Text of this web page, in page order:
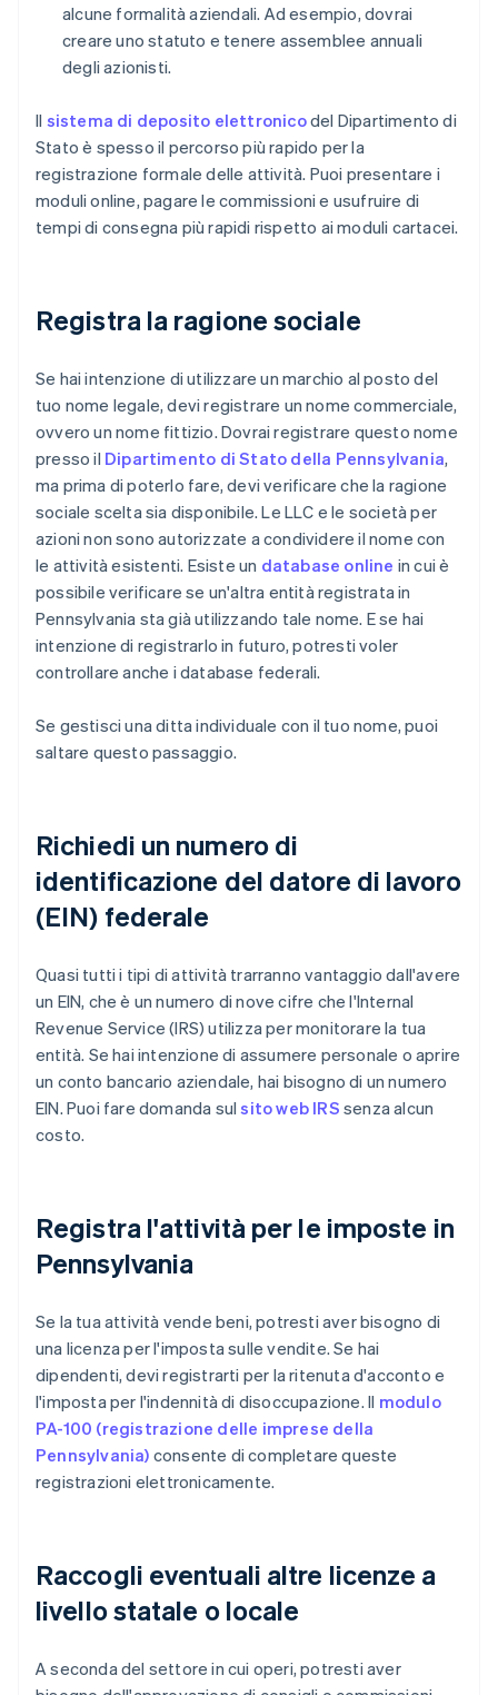
alcune formalità aziendali. Ad esempio, dovrai
creare uno statuto e tenere assemblee annuali
degli azionisti.
Il sistema di deposito elettronicodel Dipartimento di
Stato è spesso il percorso più rapido per la
registrazione formale delle attività. Puoi presentare i
moduli online, pagare le commissioni e usufruire di
tempi di consegna più rapidi rispetto ai moduli cartacei.
Registra la ragione sociale
Se hai intenzione di utilizzare un marchio al posto del
tuo nome legale, devi registrare un nome commerciale,
ovvero un nome fittizio. Dovrai registrare questo nome
presso il Dipartimento di Stato della Pennsylvania,
ma prima di poterlo fare, devi verificare che la ragione
sociale scelta sia disponibile. Le LLC e le società per
azioni non sono autorizzate a condividere il nome con
le attività esistenti. Esiste un database online in cui è
possibile verificare se un'altra entità registrata in
Pennsylvania sta già utilizzando tale nome. E se hai
intenzione di registrarlo in futuro, potresti voler
controllare anche i database federali.
Se gestisci una ditta individuale con il tuo nome, puoi
saltare questo passaggio.
Richiedi un numero di
identificazione del datore di lavoro
(EIN) federale
Quasi tutti i tipi di attività trarranno vantaggio dall'avere
un EIN, che è un numero di nove cifre che l'Internal
Revenue Service (IRS) utilizza per monitorare la tua
entità. Se hai intenzione di assumere personale o aprire
un conto bancario aziendale, hai bisogno di un numero
EIN. Puoi fare domanda sulsito web IRS senza alcun
costo.
Registra l'attività per le imposte in
Pennsylvania
Se la tua attività vende beni, potresti aver bisogno di
una licenza per l'imposta sulle vendite. Se hai
dipendenti, devi registrarti per la ritenuta d'acconto e
l'imposta per l'indennità di disoccupazione. Il modulo
PA-100 (registrazione delle imprese della
Pennsylvania) consente di completare queste
registrazioni elettronicamente.
Raccogli eventuali altre licenze a
livello statale o locale
A seconda del settore in cui operi, potresti aver